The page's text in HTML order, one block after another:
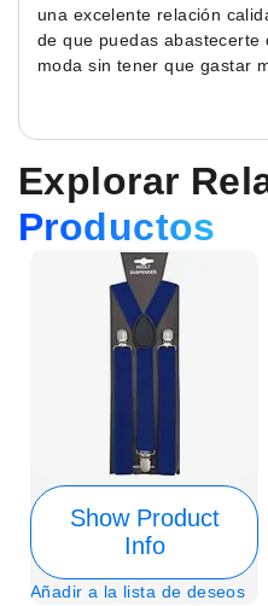
una excelente relación
de que puedas abastecerte
moda sin tener que gastar
Explorar
Productos
Show Product
Info
Añadir a la lista de deseos